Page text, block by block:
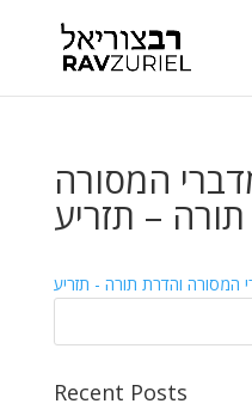
המסורה
– תזריע
המסורה והדרת תורה - תזריע
Recent Posts